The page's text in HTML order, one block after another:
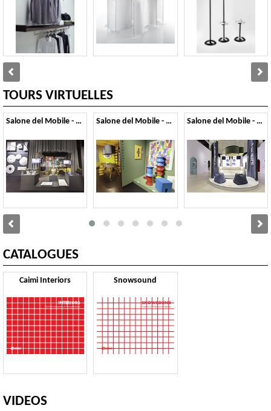
TOURS VIRTUELLES
Salone del Mobile - 2026 Salone del Mobile - 2025 Salone del Mobile - 2024
CATALOGUES
Caimi Interiors Snowsound
VIDEOS